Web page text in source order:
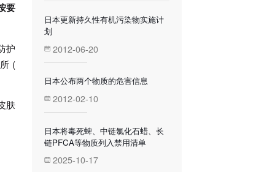
要
护
(
肤
日本更新持久性有机污染物实施计
划
2012-06-20
日本公布两个物质的危害信息
2012-02-10
日本将毒死蜱、中链氯化石蜡、长
链PFCA等物质列入禁用清单
2025-10-17